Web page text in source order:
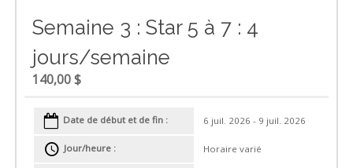
Semaine 3 : Star 5 à 7 : 4
jours/semaine
140,00 $
Date de début et de fin : 6 juil. 2026 - 9 juil. 2026
Jour/heure : Horaire varié